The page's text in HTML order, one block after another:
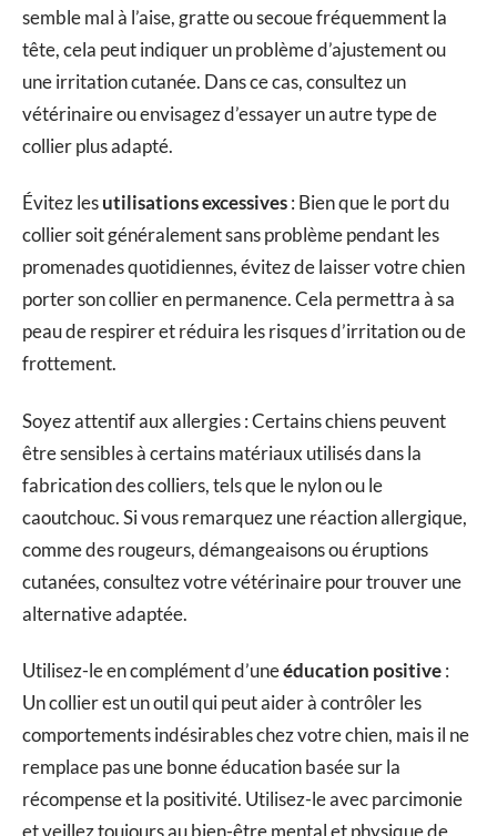
semble mal à l’aise, gratte ou secoue fréquemment la
tête, cela peut indiquer un problème d’ajustement ou
une irritation cutanée. Dans ce cas, consultez un
vétérinaire ou envisagez d’essayer un autre type de
collier plus adapté.
Évitez lesutilisations excessives: Bien que le port du
collier soit généralement sans problème pendant les
promenades quotidiennes, évitez de laisser votre chien
porter son collier en permanence. Cela permettra à sa
peau de respirer et réduira les risques d’irritation ou de
frottement.
Soyez attentif aux allergies : Certains chiens peuvent
être sensibles à certains matériaux utilisés dans la
fabrication des colliers, tels que le nylon ou le
caoutchouc. Si vous remarquez une réaction allergique,
comme des rougeurs, démangeaisons ou éruptions
cutanées, consultez votre vétérinaire pour trouver une
alternative adaptée.
Utilisez-le en complément d’uneéducation positive:
Un collier est un outil qui peut aider à contrôler les
comportements indésirables chez votre chien, mais il ne
remplace pas une bonne éducation basée sur la
récompense et la positivité. Utilisez-le avec parcimonie